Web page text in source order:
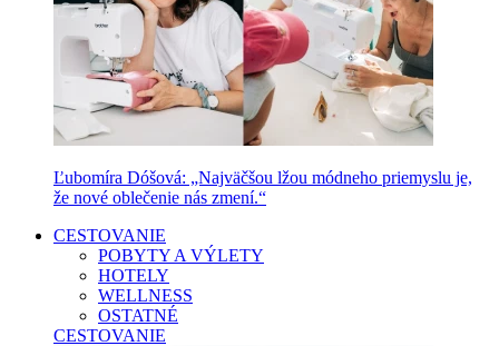
Ľubomíra Dóšová: „Najväčšou lžou módneho priemyslu je,
že nové oblečenie nás zmení.“
CESTOVANIE
POBYTY A VÝLETY
HOTELY
WELLNESS
OSTATNÉ
CESTOVANIE